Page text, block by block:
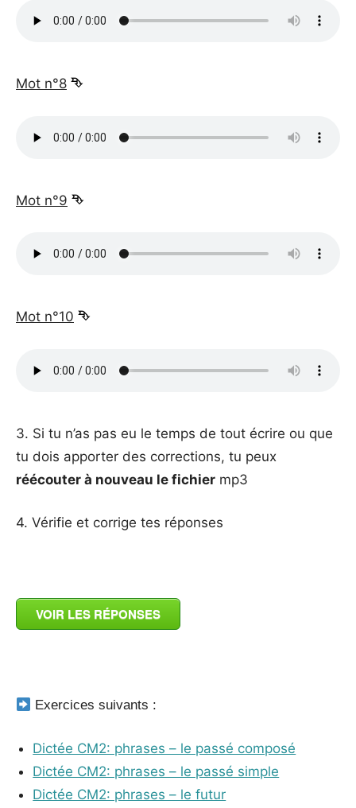
Mot n°8 ⮷
Mot n°9 ⮷
Mot n°10 ⮷
3. Si tu n’as pas eu le temps de tout écrire ou que
tu dois apporter des corrections, tu peux
réécouter à nouveau le fichier mp3
4. Vérifie et corrige tes réponses
VOIR LES RÉPONSES
Exercices suivants :
Dictée CM2: phrases – le passé composé
Dictée CM2: phrases – le passé simple
Dictée CM2: phrases – le futur